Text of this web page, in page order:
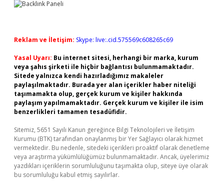
Reklam ve İletişim: Skype: live:.cid.575569c608265c69
Yasal Uyarı: Bu internet sitesi, herhangi bir marka, kurum
veya şahıs şirketi ile hiçbir bağlantısı bulunmamaktadır.
Sitede yalnızca kendi hazırladığımız makaleler
paylaşılmaktadır. Burada yer alan içerikler haber niteliği
taşımamakta olup, gerçek kurum ve kişiler hakkında
paylaşım yapılmamaktadır. Gerçek kurum ve kişiler ile isim
benzerlikleri tamamen tesadüfidir.
Sitemiz, 5651 Sayılı Kanun gereğince Bilgi Teknolojileri ve İletişim
Kurumu (BTK) tarafından onaylanmış bir Yer Sağlayıcı olarak hizmet
vermektedir. Bu nedenle, sitedeki içerikleri proaktif olarak denetleme
veya araştırma yükümlülüğümüz bulunmamaktadır. Ancak, üyelerimiz
yazdıkları içeriklerin sorumluluğunu taşımakta olup, siteye üye olarak
bu sorumluluğu kabul etmiş sayılırlar.